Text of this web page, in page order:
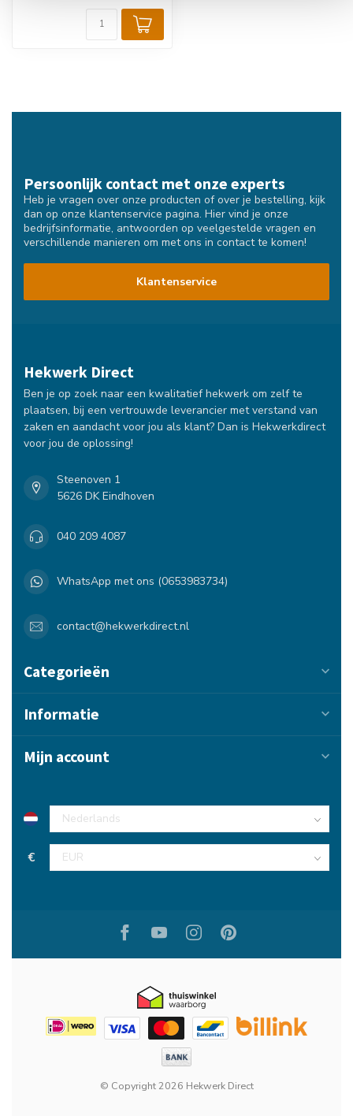
Persoonlijk contact met onze experts
Heb je vragen over onze producten of over je bestelling, kijk
dan op onze klantenservice pagina. Hier vind je onze
bedrijfsinformatie, antwoorden op veelgestelde vragen en
verschillende manieren om met ons in contact te komen!
Klantenservice
Hekwerk Direct
Ben je op zoek naar een kwalitatief hekwerk om zelf te
plaatsen, bij een vertrouwde leverancier met verstand van
zaken en aandacht voor jou als klant? Dan is Hekwerkdirect
voor jou de oplossing!
Steenoven 1
5626 DK Eindhoven
040 209 4087
WhatsApp met ons (0653983734)
contact@hekwerkdirect.nl
Categorieën
Informatie
Mijn account
€
© Copyright 2026 Hekwerk Direct